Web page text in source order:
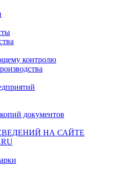
контролю
документов
НА САЙТЕ